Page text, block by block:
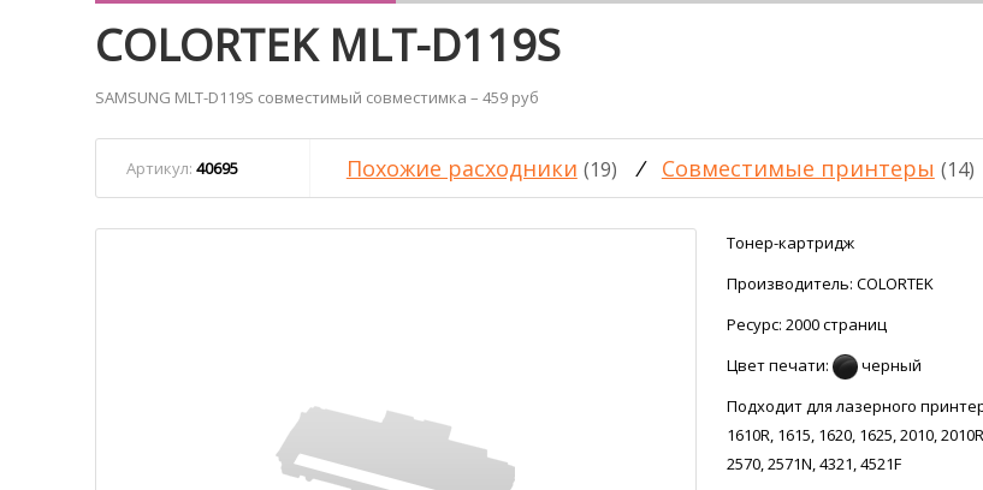
COLORTEK MLT-D119S
SAMSUNG MLT-D119S совместимый совместимка – 459 руб
Артикул: 40695 Похожие расходники (19) / Совместимые принтеры (14)
Тонер-картридж
Производитель:COLORTEK
Ресурс: 2000 страниц
Цвет печати:
черный
Подходит для лазерного
1610R, 1615, 1620, 1625, 2010,
2570, 2571N, 4321, 4521F